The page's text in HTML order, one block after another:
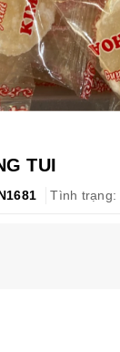
TUI
Tình trạng: